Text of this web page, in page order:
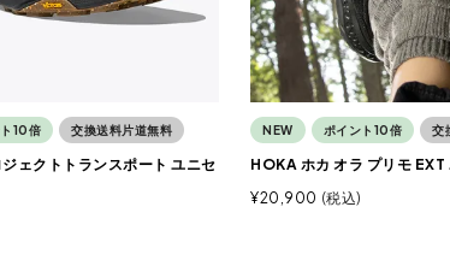
10倍 交換送料片道無料
ェクトトランスポート ユニセ
NEW ポイント10倍 交
HOKA ホカ オラ プリモ EXT
¥20,900 税込